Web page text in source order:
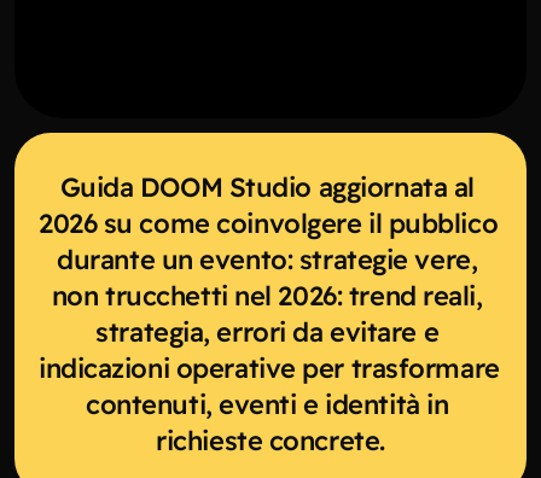
Guida DOOM Studio aggiornata al
2026 su come coinvolgere il pubblico
durante un evento: strategie vere,
non trucchetti nel 2026: trend reali,
strategia, errori da evitare e
indicazioni operative per trasformare
contenuti, eventi e identità in
richieste concrete.